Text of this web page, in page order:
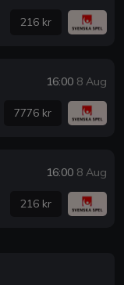
216 kr
16:00 8 Aug
7776 kr
16:00 8 Aug
216 kr